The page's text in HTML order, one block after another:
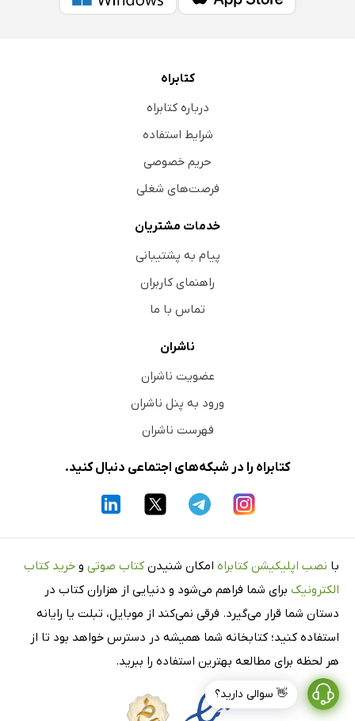
👋 سوالی دارید؟
کتابراه
درباره کتابراه
شرایط استفاده
حریم خصوصی
فرصت‌های شغلی
خدمات مشتریان
پیام به پشتیبانی
راهنمای کاربران
تماس با ما
ناشران
عضویت ناشران
ورود به پنل ناشران
فهرست ناشران
کتابراه را در شبکه‌های اجتماعی دنبال کنید.
با نصب اپلیکیشن کتابراه امکان شنیدن کتاب صوتی و خرید کتاب
الکترونیک برای شما فراهم می‌شود و دنیایی از هزاران کتاب در
دستان شما قرار می‌گیرد. فرقی نمی‌کند از موبایل، تبلت یا رایانه
استفاده کنید؛ کتابخانه شما همیشه در دسترس خواهد بود تا از
هر لحظه برای مطالعه بهترین استفاده را ببرید.